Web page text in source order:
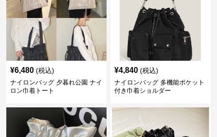
¥6,480 (税込)
ナイロンバッグ 夕暮れ公園 ナイ
ロン巾着トート
¥4,840 (税込)
ナイロンバッグ 多機能ポケット
付き巾着ショルダー